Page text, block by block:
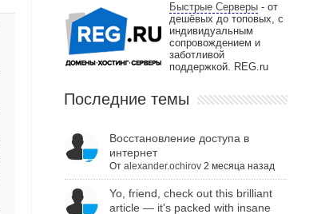
Быстрые Серверы - от
дешёвых до топовых, с
индивидуальным
сопровождением и
заботливой
поддержкой. REG.ru
Последние темы
Восстановление доступа в
интернет
От alexander.ochirov 2 месяца назад
Yo, friend, check out this brilliant
article — it's packed with insane